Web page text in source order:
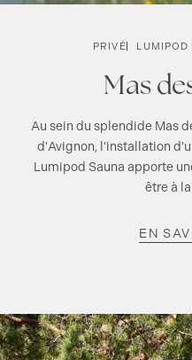
PRIVÉ LUMIPOD
Mas
Au sein du splendide Mas
d'Avignon, l'installation
Lumipod Sauna apporte
être à
EN